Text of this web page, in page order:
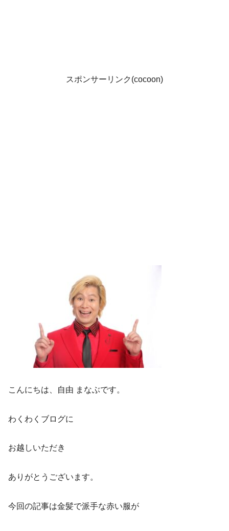
スポンサーリンク(cocoon)
こんにちは、自由 まなぶです。
わくわくブログに
お越しいただき
ありがとうございます。
今回の記事は金髪で派手な赤い服が